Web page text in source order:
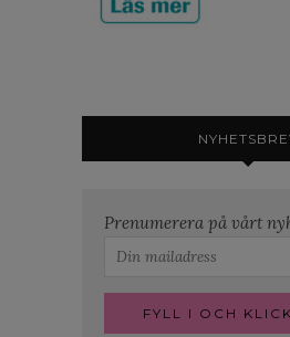
Prenumerera på vårt